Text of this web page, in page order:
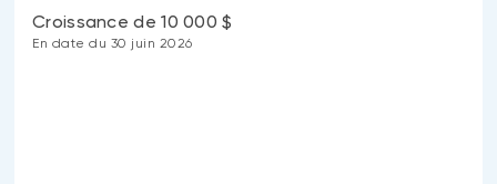
Croissance de 10 000 $
En date du 30 juin 2026